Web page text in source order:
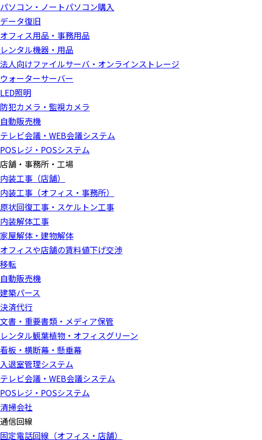
パソコン・ノートパソコン購入
データ復旧
オフィス用品・事務用品
レンタル機器・用品
法人向けファイルサーバ・オンラインストレージ
ウォーターサーバー
LED照明
防犯カメラ・監視カメラ
自動販売機
テレビ会議・WEB会議システム
POSレジ・POSシステム
店舗・事務所・工場
内装工事（店舗）
内装工事（オフィス・事務所）
原状回復工事・スケルトン工事
内装解体工事
家屋解体・建物解体
オフィスや店舗の賃料値下げ交渉
移転
自動販売機
建築パース
決済代行
文書・重要書類・メディア保管
レンタル観葉植物・オフィスグリーン
看板・横断幕・懸垂幕
入退室管理システム
テレビ会議・WEB会議システム
POSレジ・POSシステム
清掃会社
通信回線
固定電話回線（オフィス・店舗）